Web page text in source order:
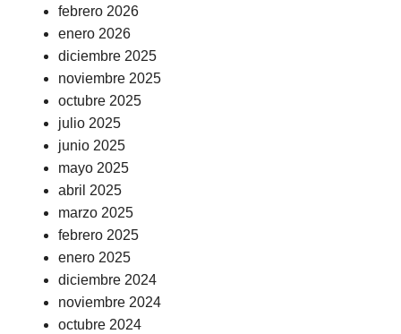
febrero 2026
enero 2026
diciembre 2025
noviembre 2025
octubre 2025
julio 2025
junio 2025
mayo 2025
abril 2025
marzo 2025
febrero 2025
enero 2025
diciembre 2024
noviembre 2024
octubre 2024